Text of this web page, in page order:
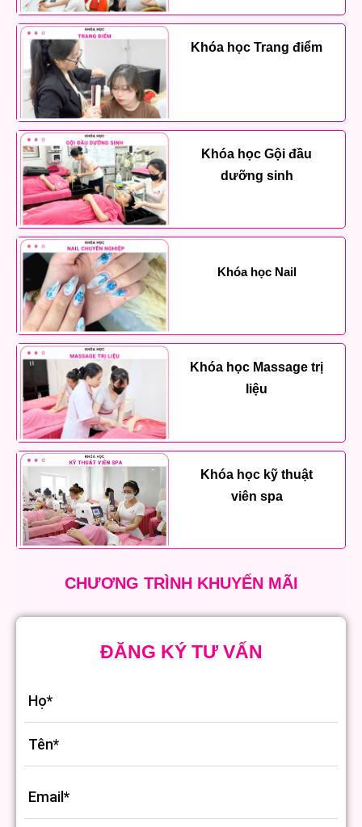
Khóa học Trang điểm
Khóa học Gội đầu
dưỡng sinh
Khóa học Nail
Khóa học Massage trị
liệu
Khóa học kỹ thuật
viên spa
CHƯƠNG TRÌNH KHUYẾN MÃI
ĐĂNG KÝ TƯ VẤN